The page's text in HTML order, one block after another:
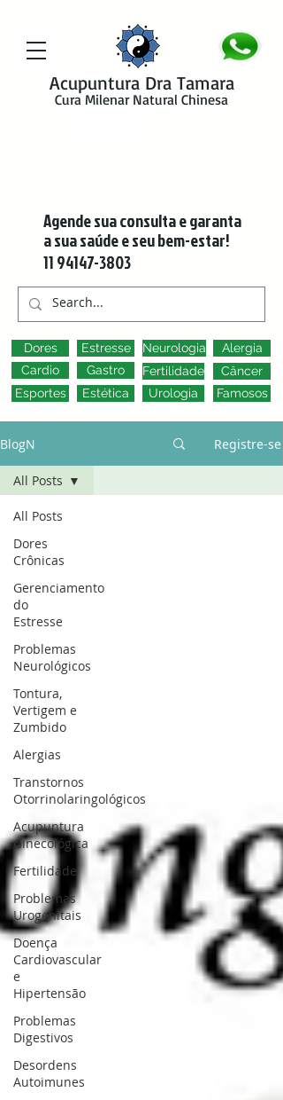
Acupuntura Dra Tamara
Cura Milenar Natural Chinesa
Agende sua consulta e garanta
a sua saúde e seu bem-estar!
11 94147-3803
Dores
Cardio
Esportes
Estresse
Gastro
Estética
Neurologia
Fertilidade
Urologia
Alergia
Câncer
Famosos
BlogN Registre-se
All Posts
Dores
Crônicas
Gerenciamento
do
Estresse
Problemas
Neurológicos
Tontura,
Vertigem e
Zumbido
Alergias
Transtornos
Otorrinolaringológicos
Acupuntura
Ginecológica
Fertilidade
Problemas
Urogenitais
Doença
Cardiovascular
e
Hipertensão
Problemas
Digestivos
Desordens
Autoimunes
All Posts